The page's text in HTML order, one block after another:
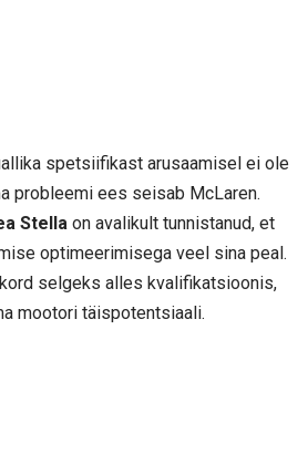
spetsiifikast arusaamisel ei ole
probleemi ees seisab McLaren.
Stella on avalikult tunnistanud, et
optimeerimisega veel sina peal.
selgeks alles kvalifikatsioonis,
mootori täispotentsiaali.